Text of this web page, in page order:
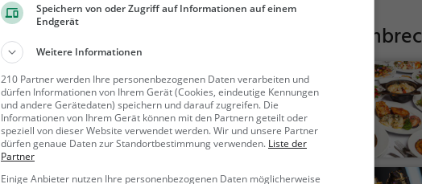
Gaststätten in der Nähe von Oberwirt
Greiner's Mosthof
Restaurant in Mayrhof
Mayrhof,
Österreich
Restaura
nt, Abendess
en, Mittagess
Speichern von oder Zugriff auf Informationen auf einem
Endgerät
Weitere Informationen
210 Partner werden Ihre personenbezogenen Daten verarbeiten und
dürfen Informationen von Ihrem Gerät (Cookies, eindeutige Kennungen
und andere Gerätedaten) speichern und darauf zugreifen. Die
Informationen von Ihrem Gerät können mit den Partnern geteilt oder
speziell von dieser Website verwendet werden. Wir und unsere Partner
dürfen genaue Daten zur Standortbestimmung verwenden. Liste der
Partner
Einige Anbieter nutzen Ihre personenbezogenen Daten möglicherweise